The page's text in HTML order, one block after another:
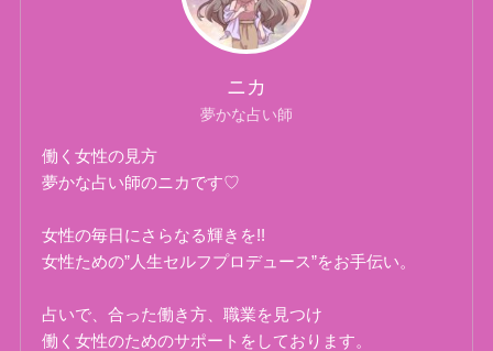
ニカ
夢かな占い師
働く女性の見方
夢かな占い師のニカです♡
女性の毎日にさらなる輝きを!!
女性ための”人生セルフプロデュース”をお手伝い。
占いで、合った働き方、職業を見つけ
働く女性のためのサポートをしております。